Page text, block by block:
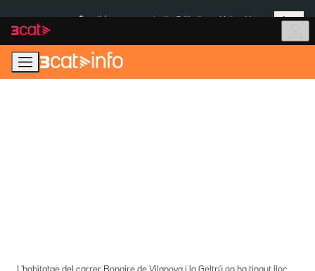
navegació
principal
contingut
Més